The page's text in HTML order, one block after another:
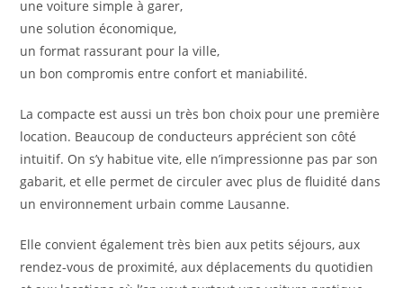
une voiture simple à garer,
une solution économique,
un format rassurant pour la ville,
un bon compromis entre confort et maniabilité.
La compacte est aussi un très bon choix pour une première
location. Beaucoup de conducteurs apprécient son côté
intuitif. On s’y habitue vite, elle n’impressionne pas par son
gabarit, et elle permet de circuler avec plus de fluidité dans
un environnement urbain comme Lausanne.
Elle convient également très bien aux petits séjours, aux
rendez-vous de proximité, aux déplacements du quotidien